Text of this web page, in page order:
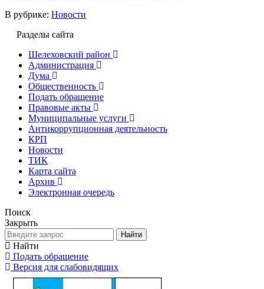
В рубрике: Новости
Разделы сайта
Шелеховский район
Администрация
Дума
Общественность
Подать обращение
Правовые акты
Муниципальные услуги
Антикоррупционная деятельность
КРП
Новости
ТИК
Карта сайта
Архив
Электронная очередь
Поиск
Закрыть
Найти
Найти
Подать обращение
Версия для слабовидящих